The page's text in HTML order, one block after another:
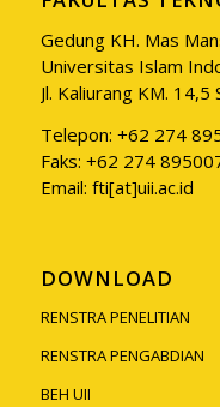
Gedung KH. Mas
Universitas Islam
Jl. Kaliurang KM.
Telepon: +62 274
Faks: +62 274
Email: fti[at]uii.ac.id
DOWNLOAD
RENSTRA PENELITIAN
RENSTRA PENGABDIAN
BEH UII